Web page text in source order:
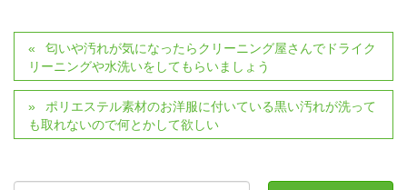
匂いや汚れが気になったらクリーニング屋さんでドライク
リーニングや水洗いをしてもらいましょう
ポリエステル素材のお洋服に付いている黒い汚れが洗って
も取れないので何とかして欲しい